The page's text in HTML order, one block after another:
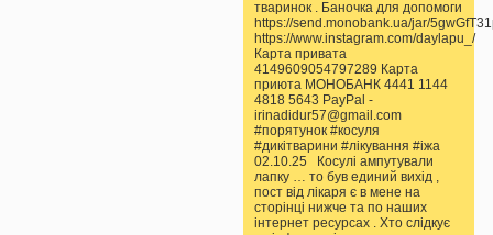
тваринок . Баночка для допомоги
https://send.monobank.ua/jar/
https://www.instagram.com/daylapu_/
Карта привата
4149609054797289 Карта
приюта МОНОБАНК 4441 1144
4818 5643 PayPal -
irinadidur57@gmail.com
#порятунок #косуля
#дикітварини #лікування #іжа
02.10.25 Косулі ампутували
лапку … то був единий вихід ,
пост від лікаря є в мене на
сторінці нижче та по наших
інтернет ресурсах . Хто слідкує